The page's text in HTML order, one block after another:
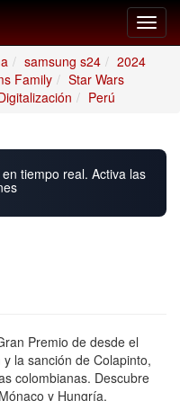
samsung s24
2024
Family
Star Wars
Perú
tiempo real. Activa las
Premio de desde el
la sanción de Colapinto,
colombianas. Descubre
y Hungría.